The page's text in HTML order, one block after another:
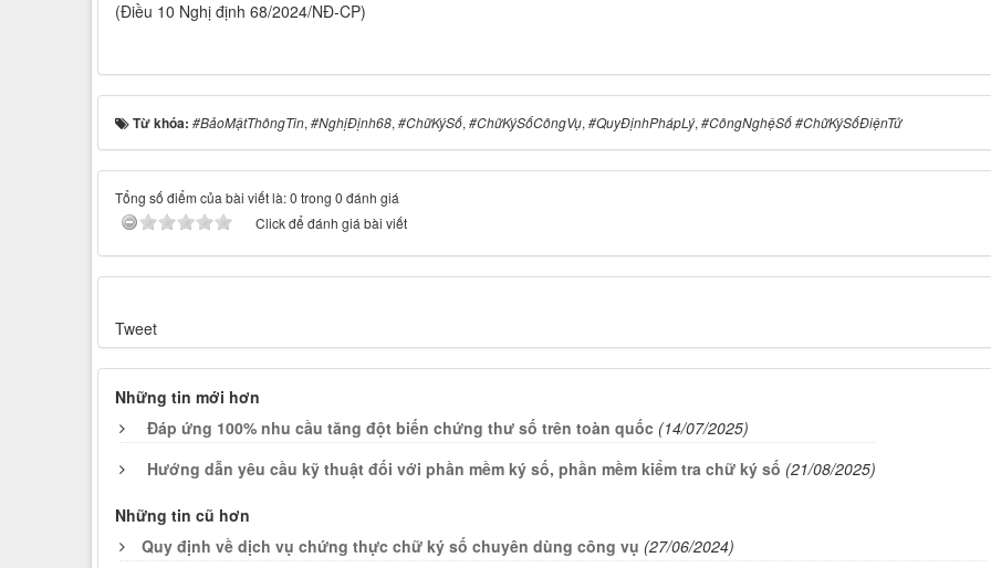
(Điều 10 Nghị định 68/2024/NĐ-CP)
Từ khóa: #BảoMậtThôngTin, #NghịĐịnh68, #ChữKýSố, #ChữKýSốCôngVụ, #QuyĐịnhPhápLý, #CôngNghệSố #ChữKýSốĐiệnTử
Tổng số điểm của bài viết là: 0 trong 0 đánh giá
Click để đánh giá bài viết
Tweet
Những tin mới hơn
Đáp ứng 100% nhu cầu tăng đột biến chứng thư số trên toàn quốc (14/07/2025)
Hướng dẫn yêu cầu kỹ thuật đối với phần mềm ký số, phần mềm kiểm tra chữ ký số (21/08/2025)
Những tin cũ hơn
Quy định về dịch vụ chứng thực chữ ký số chuyên dùng công vụ (27/06/2024)